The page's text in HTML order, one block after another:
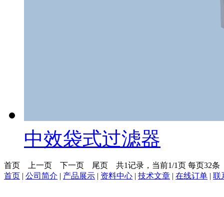
中效袋式过滤器
首页 上一页 下一页 尾页 共1记录，当前1/1页 每页32
首页 | 公司简介 | 产品展示 | 资料中心 | 技术文章 | 在线订单 | 联